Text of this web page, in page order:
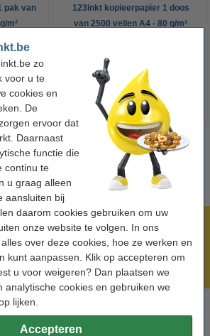
zo
voor u te
cookies en
De
ervoor dat
Daarnaast
functie die
continu te
u graag alleen
aansluiten bij
daarom cookies gebruiken om uw
onze website te volgen. In ons
over deze cookies, hoe ze werken en
kunt aanpassen. Klik op accepteren om
u voor weigeren? Dan plaatsen we
analytische cookies en gebruiken we
lijken.
Accepteren
pak van
m²
123inkt kopieerpapier 1 doos
van 2500 vellen A4 - 80 g/m²
€ 33,50
klanten!
morgen in huis!
Bel ons op +32 (0)9 39 64 123
van 8.30 tot 17 uur